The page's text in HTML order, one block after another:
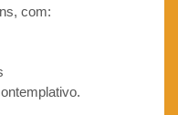
com: